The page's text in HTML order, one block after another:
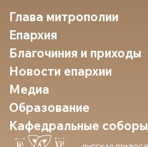
Глава митрополии
Епархия
Благочиния и приходы
Новости епархии
Медиа
Образование
Кафедральные соборы